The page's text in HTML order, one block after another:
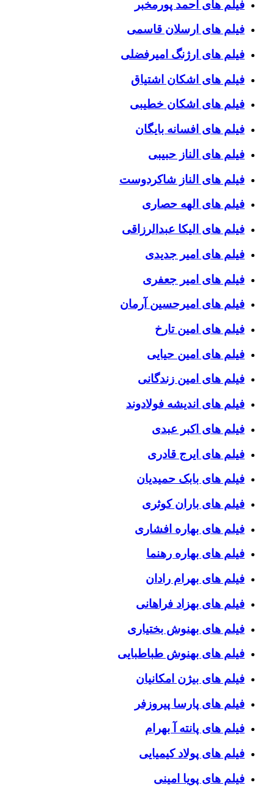
فیلم های احمد پورمخبر
فیلم های ارسلان قاسمی
فیلم های ارژنگ امیرفضلی
فیلم های اشکان اشتیاق
فیلم های اشکان خطیبی
فیلم های افسانه بایگان
فیلم های الناز حبیبی
فیلم های الناز شاکردوست
فیلم های الهه حصاری
فیلم های الیکا عبدالرزاقی
فیلم های امیر جدیدی
فیلم های امیر جعفری
فیلم های امیرحسین آرمان
فیلم های امین تارخ
فیلم های امین حیایی
فیلم های امین زندگانی
فیلم های اندیشه فولادوند
فیلم های اکبر عبدی
فیلم های ایرج قادری
فیلم های بابک حمیدیان
فیلم های باران کوثری
فیلم های بهاره افشاری
فیلم های بهاره رهنما
فیلم های بهرام رادان
فیلم های بهزاد فراهانی
فیلم های بهنوش بختیاری
فیلم های بهنوش طباطبایی
فیلم های بیژن امکانیان
فیلم های پارسا پیروزفر
فیلم های پانته آ بهرام
فیلم های پولاد کیمیایی
فیلم های پویا امینی